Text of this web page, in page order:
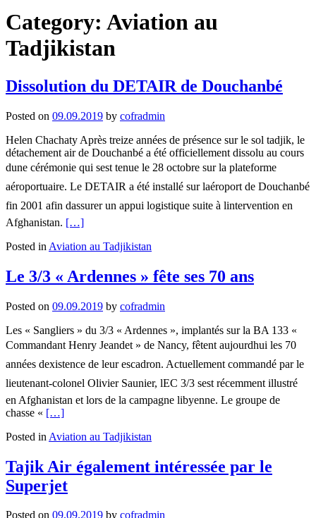
Category: Aviation au
Tadjikistan
Dissolution du DETAIR de Douchanbé
Posted on 09.09.2019 by cofradmin
Helen Chachaty Après treize années de présence sur le sol tadjik, le
détachement air de Douchanbé a été officiellement dissolu au cours
dune cérémonie qui sest tenue le 28 octobre sur la plateforme
aéroportuaire. Le DETAIR a été installé sur laéroport de Douchanbé
fin 2001 afin dassurer un appui logistique suite à lintervention en
Afghanistan. Read
about
du
DETAIR
Douchanbé
[…]
Posted in Aviation au Tadjikistan
Le 3/3 « Ardennes » fête ses 70 ans
Posted on 09.09.2019 by cofradmin
Les « Sangliers » du 3/3 « Ardennes », implantés sur la BA 133 «
Commandant Henry Jeandet » de Nancy, fêtent aujourdhui les 70
années dexistence de leur escadron. Actuellement commandé par le
lieutenant-colonel Olivier Saunier, lEC 3/3 sest récemment illustré
en Afghanistan et lors de la campagne libyenne. Le groupe de
chasse « Read
about
3/3
«
Ardennes
fête
[…]
Posted in Aviation au Tadjikistan
Tajik Air également intéressée par le
Superjet
Posted on 09.09.2019 by cofradmin